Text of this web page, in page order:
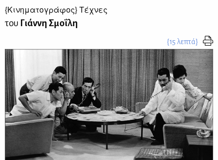
{Κινηματογράφος} Τέχνες
του Γιάννη Σμοΐλη
{15 λεπτά}